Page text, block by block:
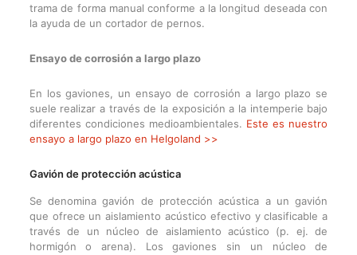
trama de forma manual conforme a la longitud deseada con
la ayuda de un cortador de pernos.
Ensayo de corrosión a largo plazo
En los gaviones, un ensayo de corrosión a largo plazo se
suele realizar a través de la exposición a la intemperie bajo
diferentes condiciones medioambientales. Este es nuestro
ensayo a largo plazo en Helgoland >>
Gavión de protección acústica
Se denomina gavión de protección acústica a un gavión
que ofrece un aislamiento acústico efectivo y clasificable a
través de un núcleo de aislamiento acústico (p. ej. de
hormigón o arena). Los gaviones sin un núcleo de